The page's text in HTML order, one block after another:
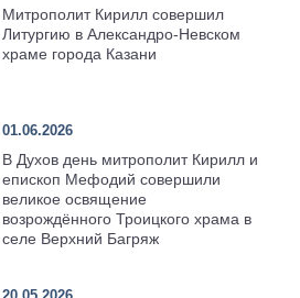
Митрополит Кирилл совершил
Литургию в Александро-Невском
храме города Казани
01.06.2026
В Духов день митрополит Кирилл и
епископ Мефодий совершили
великое освящение
возрождённого Троицкого храма в
селе Верхний Багряж